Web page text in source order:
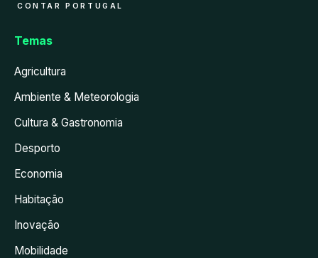
CONTAR PORTUGAL
Temas
Agricultura
Ambiente & Meteorologia
Cultura & Gastronomia
Desporto
Economia
Habitação
Inovação
Mobilidade